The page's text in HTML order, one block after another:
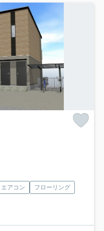
エアコン
フローリング